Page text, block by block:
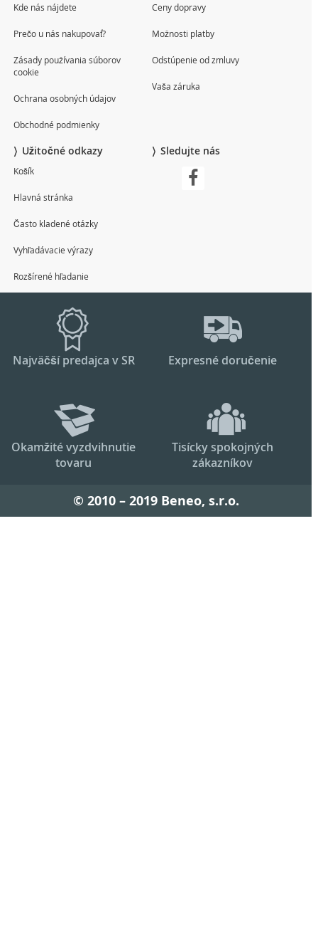
Kde nás nájdete
Prečo u nás nakupovať?
Zásady používania súborov
cookie
Ochrana osobných údajov
Obchodné podmienky
Ceny dopravy
Možnosti platby
Odstúpenie od zmluvy
Vaša záruka
Užitočné odkazy
Košík
Hlavná stránka
Často kladené otázky
Vyhľadávacie výrazy
Rozšírené hľadanie
Sledujte nás
Najväčší predajca v SR Expresné doručenie
Okamžité vyzdvihnutie
tovaru
Tisícky spokojných
zákazníkov
© 2010 – 2019 Beneo, s.r.o.